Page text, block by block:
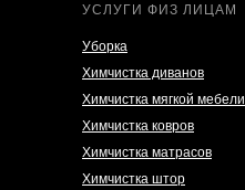
УСЛУГИ ФИЗ ЛИЦАМ
Уборка
Химчистка диванов
Химчистка мягкой мебели
Химчистка ковров
Химчистка матрасов
Химчистка штор